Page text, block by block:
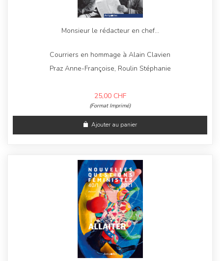
Monsieur le rédacteur en chef…
Courriers en hommage à Alain Clavien
Praz Anne-Françoise, Roulin Stéphanie
25,00 CHF
(Format Imprimé)
Ajouter au panier